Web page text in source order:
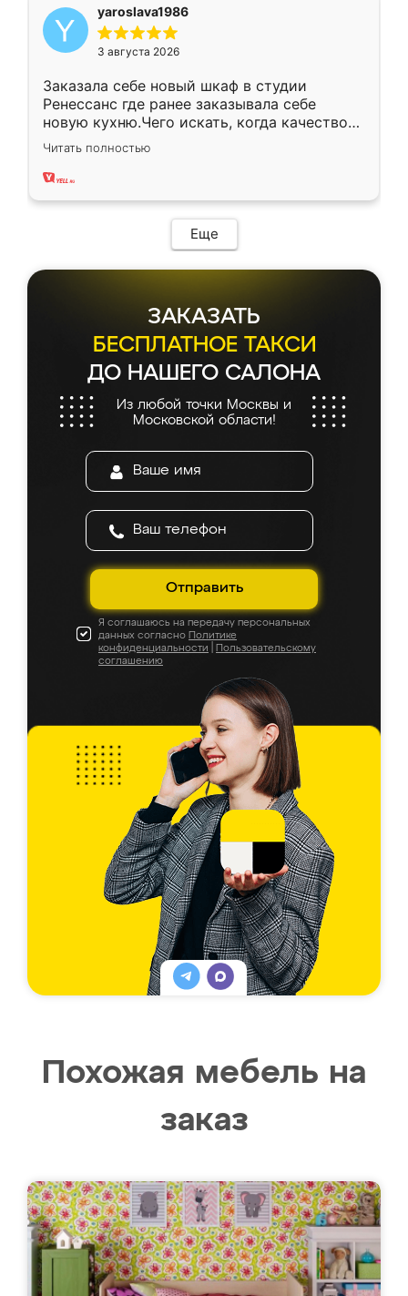
yaroslava1986
3 августа 2026
Заказала себе новый шкаф в студии
Ренессанс где ранее заказывала себе
новую кухню.Чего искать, когда качеством
вполне довольна. Служит кухня уже почти
два года, нареканий нет.
Читать полностью
Еще
ЗАКАЗАТЬ
БЕСПЛАТНОЕ ТАКСИ
ДО НАШЕГО САЛОНА
Из любой точки Москвы и
Московской области!
Отправить
Я соглашаюсь на передачу персональных
данных согласно Политике
конфиденциальности
Пользовательскому
соглашению
Похожая мебель на
заказ